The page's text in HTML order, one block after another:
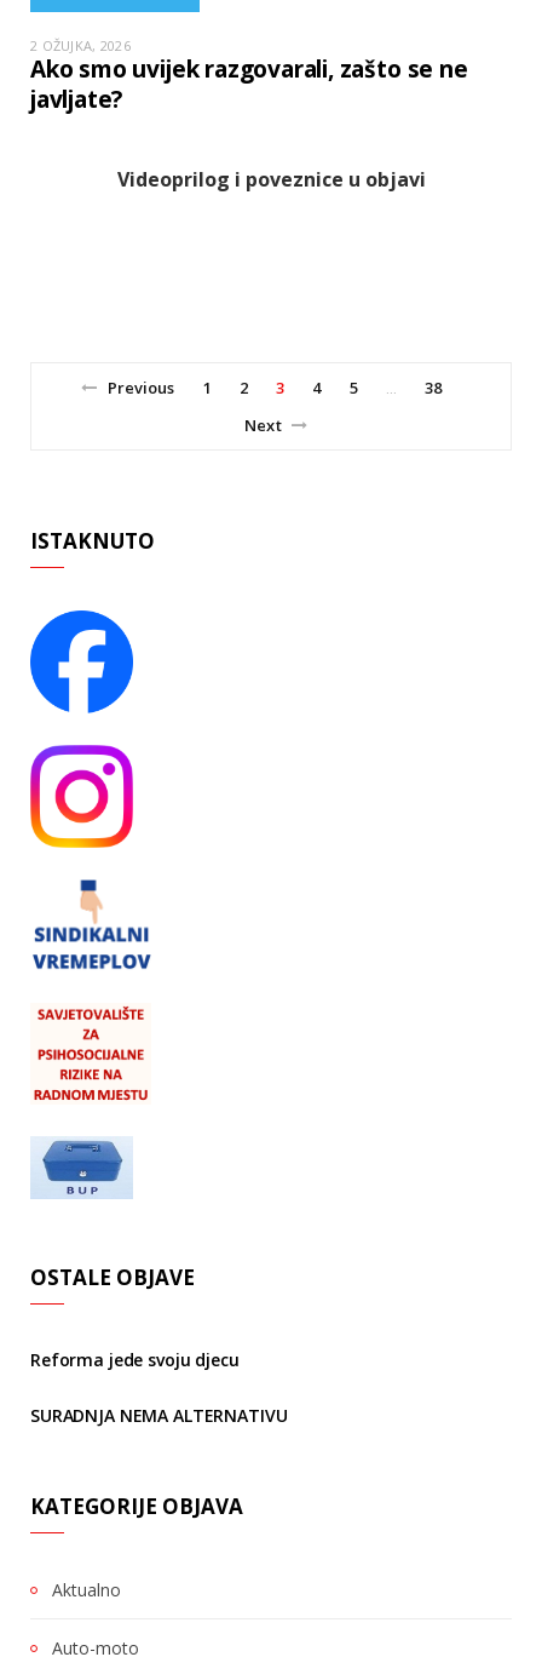
2 OŽUJKA, 2026
Ako smo uvijek razgovarali, zašto se ne
javljate?
Videoprilog i poveznice u objavi
Previous 1 2 3 4 5 …
38
Next
ISTAKNUTO
OSTALE OBJAVE
Reforma jede svoju djecu
SURADNJA NEMA ALTERNATIVU
KATEGORIJE OBJAVA
Aktualno
Auto-moto